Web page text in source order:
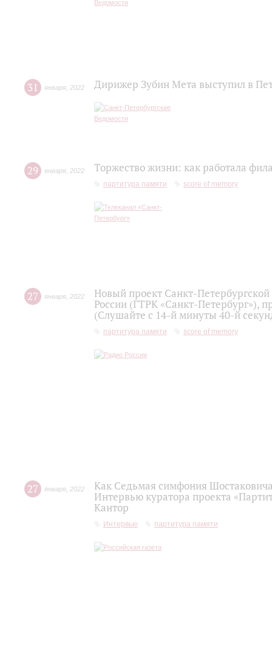
31 января 2022 Дирижер Зубин Мета выступил в
29 января 2022 Торжество жизни: как работала
партитура памяти score of memory
27 января 2022
Новый проект Санкт-
России (ГТРК «Санкт-Петербург»),
(Слушайте с 14-й минуты 40-й
партитура памяти score of memory
27 января 2022
Как Седьмая симфония
Интервью куратора проекта
Кантор
Интервью партитура памяти